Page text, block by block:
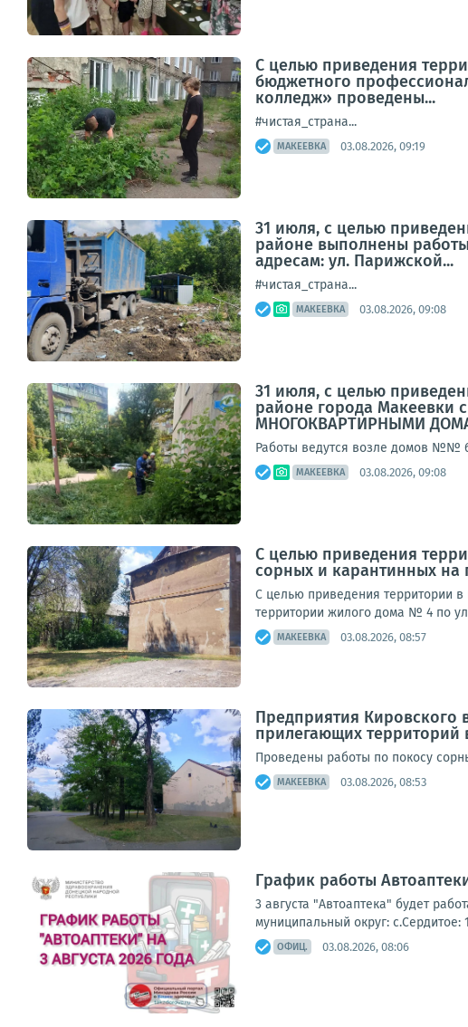
С целью приведения
бюджетного
колледж» проведены...
#чистая_страна...
МАКЕЕВКА 03.08.2026, 09:19
31 июля, с целью
районе выполнены
адресам: ул. Парижской...
#чистая_страна...
МАКЕЕВКА 03.08.2026, 09:08
31 июля, с целью
районе города
МНОГОКВАРТИРНЫМИ
Работы ведутся возле домов №№ 6
МАКЕЕВКА 03.08.2026, 09:08
С целью приведения
сорных и карантинных
С целью приведения территории
территории жилого дома № 4 по
МАКЕЕВКА 03.08.2026, 08:57
Предприятия Кировского
прилегающих территорий
Проведены работы по покосу
МАКЕЕВКА 03.08.2026, 08:53
График работы
3 августа "Автоаптека" будет
муниципальный округ: с.Сердитое:
ОФИЦ. 03.08.2026, 08:06